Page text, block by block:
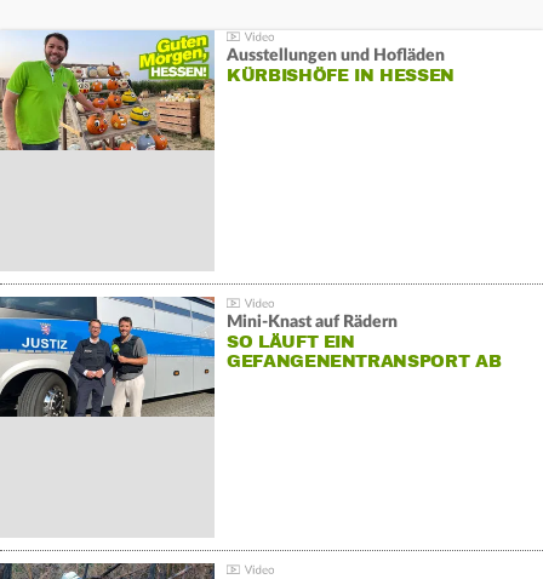
Ausstellungen und Hofläden
KÜRBISHÖFE IN HESSEN
Mini-Knast auf Rädern
SO LÄUFT EIN
GEFANGENENTRANSPORT AB